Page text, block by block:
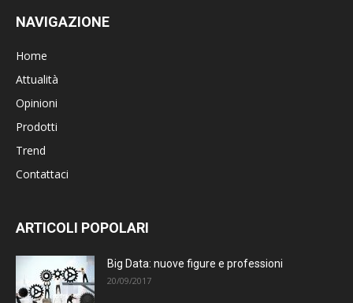
NAVIGAZIONE
Home
Attualità
Opinioni
Prodotti
Trend
Contattaci
ARTICOLI POPOLARI
Big Data: nuove figure e professioni
20/09/2017